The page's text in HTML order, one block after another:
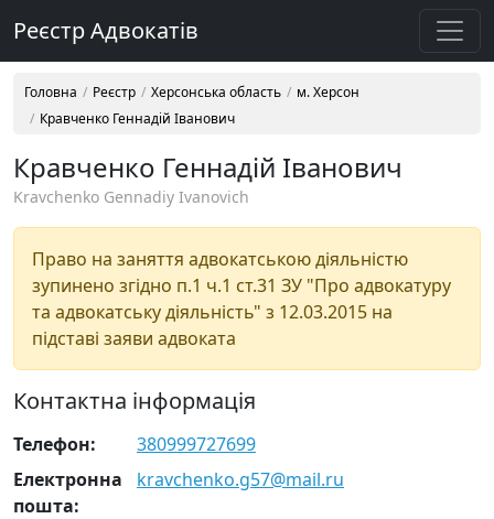
Реєстр Адвокатів
Головна Реєстр Херсонська область
м. Херсон
Кравченко Геннадій Іванович
Кравченко Геннадій Іванович
Kravchenko Gennadiy Ivanovich
Право на заняття адвокатською діяльністю
зупинено згідно п.1 ч.1 ст.31 ЗУ "Про адвокатуру
та адвокатську діяльність" з 12.03.2015 на
підставі заяви адвоката
Контактна інформація
Телефон:
380999727699
Електронна
пошта:
kravchenko.g57@mail.ru